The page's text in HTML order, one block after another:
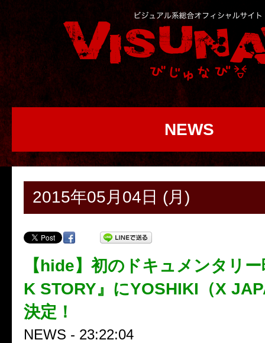
NEWS
2015年05月04日 (月)
【hide】初のドキュメンタリ
K STORY』にYOSHIKI（X
決定！
NEWS - 23:22:04